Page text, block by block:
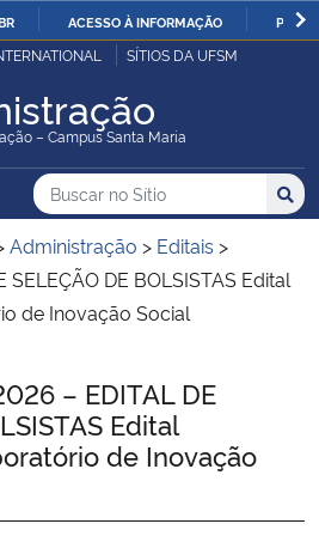
IR
O
ACESSO À INFORMAÇÃO
Pública
e Abastecimento
SÍTIOS DA UFSM
– Campus Santa Maria
do Sítio
Busca
Buscar no no Sítio
Busca:
Administração > Editais >
DE BOLSISTAS Edital
de Inovação Social
– EDITAL DE
Edital
de Inovação